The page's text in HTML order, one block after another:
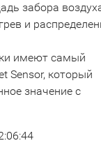
забора
и
имеют самый
Sensor, который
значение с